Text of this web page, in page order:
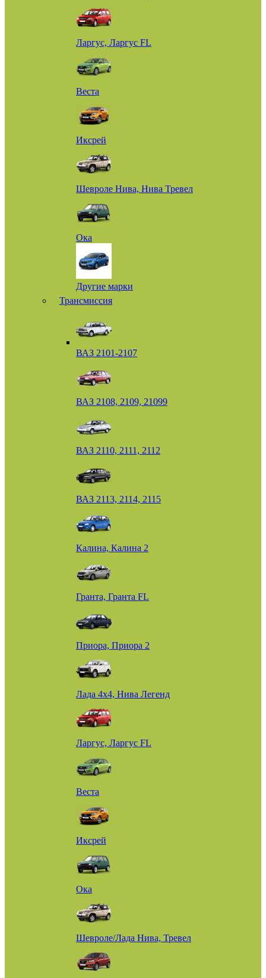
Ларгус, Ларгус FL
Веста
Иксрей
Шевроле Нива, Нива Тревел
Ока
Другие марки
Трансмиссия
ВАЗ 2101-2107
ВАЗ 2108, 2109, 21099
ВАЗ 2110, 2111, 2112
ВАЗ 2113, 2114, 2115
Калина, Калина 2
Гранта, Гранта FL
Приора, Приора 2
Лада 4х4, Нива Легенд
Ларгус, Ларгус FL
Веста
Иксрей
Ока
Шевроле/Лада Нива, Тревел